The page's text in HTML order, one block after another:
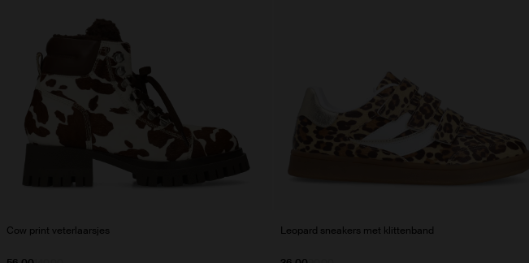
Cow print veterlaarsjes Leopard sneakers met klittenband